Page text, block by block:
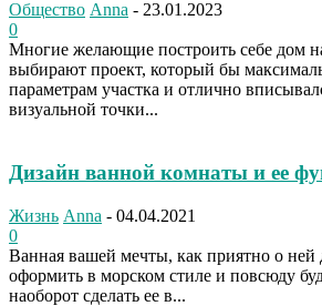
Общество Anna - 23.01.2023
0
Многие желающие построить себе дом
выбирают проект, который бы
параметрам участка и отлично
визуальной точки...
Дизайн ванной комнаты и ее
Жизнь Anna - 04.04.2021
0
Ванная вашей мечты, как приятно о ней
оформить в морском стиле и повсюду
наоборот сделать ее в...